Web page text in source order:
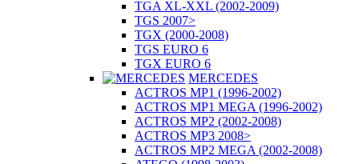
TGA XL-XXL (2002-2009)
TGS 2007>
TGX (2000-2008)
TGS EURO 6
TGX EURO 6
MERCEDES
ACTROS MP1 (1996-2002)
ACTROS MP1 MEGA (1996-2002)
ACTROS MP2 (2002-2008)
ACTROS MP3 2008>
ACTROS MP2 MEGA (2002-2008)